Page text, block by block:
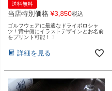
送料無料
当店特別価格 ¥3,850税込
ゴルフウェアに最適なドライポロシャ
ツ！背中側にイラストデザインとお名前
をプリント可能！！
詳細を見る